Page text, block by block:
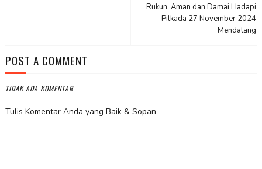
Rukun, Aman dan Damai Hadapi
Pilkada 27 November 2024
Mendatang
POST A COMMENT
TIDAK ADA KOMENTAR
Tulis Komentar Anda yang Baik & Sopan